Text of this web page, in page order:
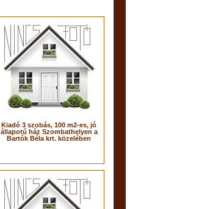
Kiadó 3 szobás, 100 m2-es, jó
állapotú ház Szombathelyen a
Bartók Béla krt. közelében